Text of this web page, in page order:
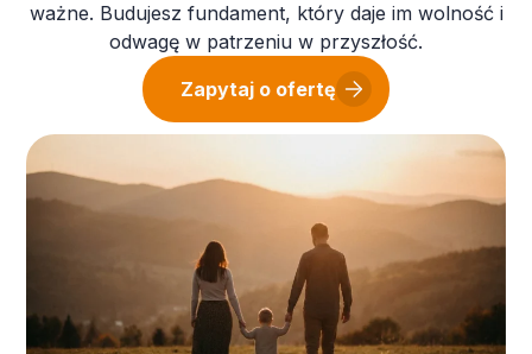
ważne. Budujesz fundament, który daje im wolność i
odwagę w patrzeniu w przyszłość.
Zapytaj o ofertę